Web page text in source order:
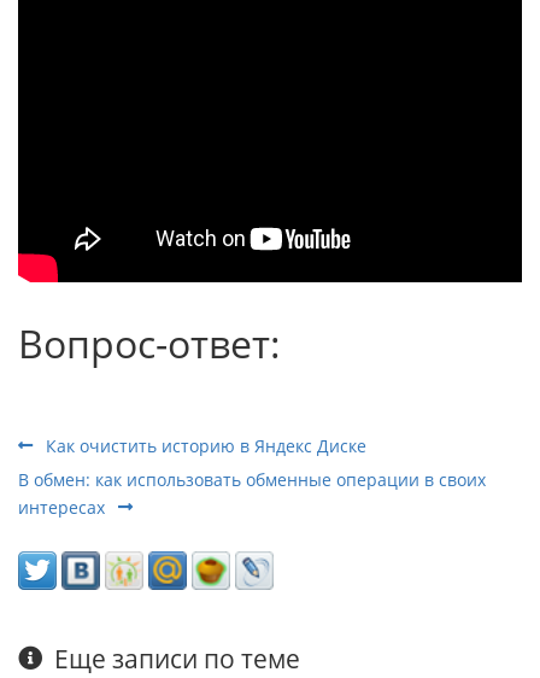
Вопрос-ответ:
Как очистить историю в Яндекс Диске
В обмен: как использовать обменные операции в своих
интересах
Еще записи по теме